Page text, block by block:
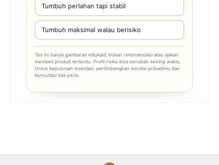
Tumbuh perlahan tapi stabil
Tumbuh maksimal walau berisiko
Tes ini hanya gambaran edukatif, bukan rekomendasi atau ajakan
membeli produk tertentu. Profil risiko bisa berubah seiring waktu.
Untuk keputusan investasi, pertimbangkan kondisi pribadimu dan
konsultasi bila perlu.